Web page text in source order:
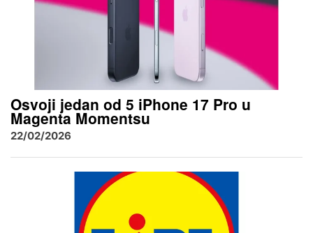
Osvoji jedan od 5 iPhone 17 Pro u
Magenta Momentsu
22/02/2026